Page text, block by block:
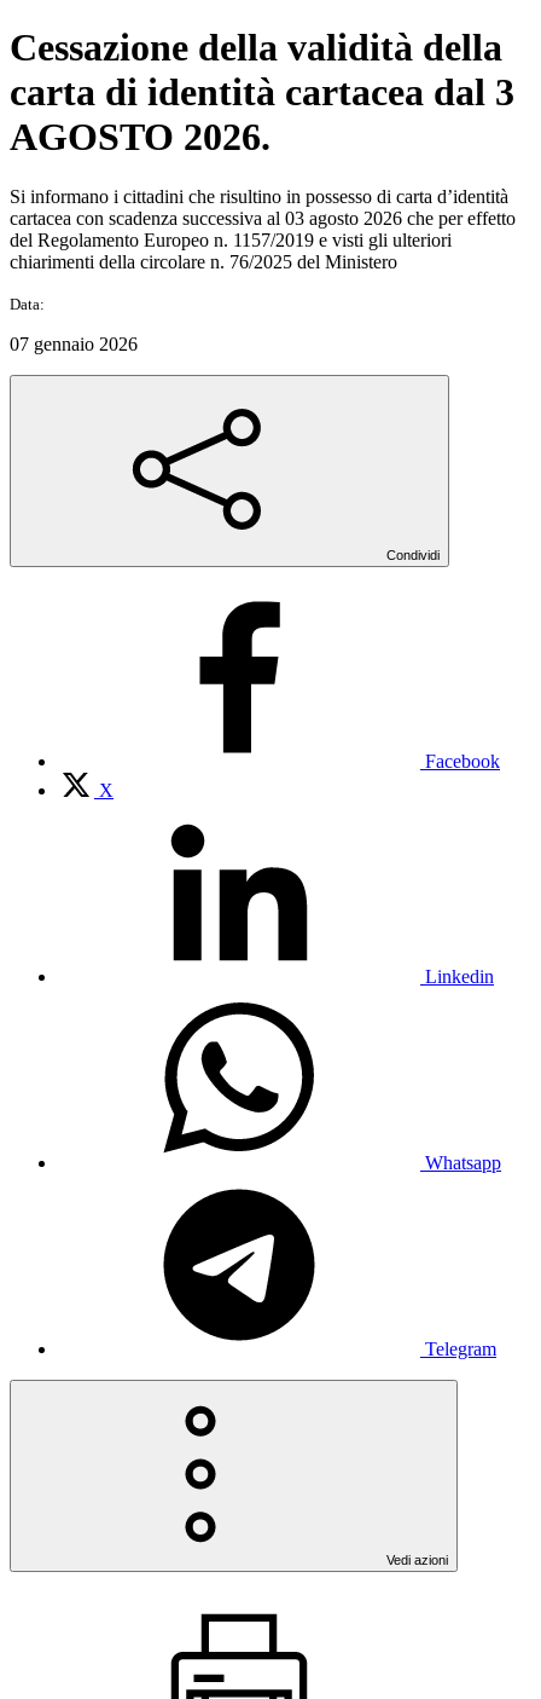
Cessazione della validità della
carta di identità cartacea dal 3
AGOSTO 2026.
Si informano i cittadini che risultino in possesso di carta d’identità
cartacea con scadenza successiva al 03 agosto 2026 che per effetto
del Regolamento Europeo n. 1157/2019 e visti gli ulteriori
chiarimenti della circolare n. 76/2025 del Ministero
Data:
07 gennaio 2026
Condividi
Facebook
X
Linkedin
Whatsapp
Telegram
Vedi azioni